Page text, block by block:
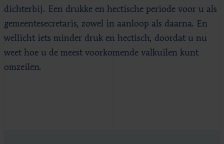
dichterbij. Een drukke en hectische periode voor u als
gemeentesecretaris, zowel in aanloop als daarna. En
wellicht iets minder druk en hectisch, doordat u nu
weet hoe u de meest voorkomende valkuilen kunt
omzeilen.